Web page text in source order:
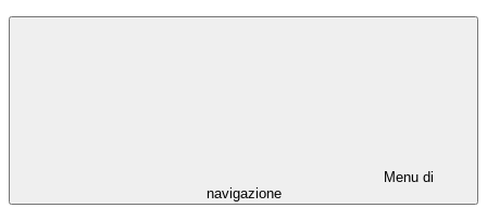
Menu di
navigazione